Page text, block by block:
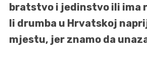
bratstvo i jedinstvo ili ima
li drumba u Hrvatskoj
mjestu, jer znamo da